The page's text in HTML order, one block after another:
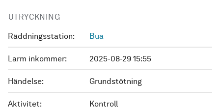
UTRYCKNING
Räddningsstation: Bua
Larm inkommer: 2025-08-29 15:55
Händelse: Grundstötning
Aktivitet:
Kontroll